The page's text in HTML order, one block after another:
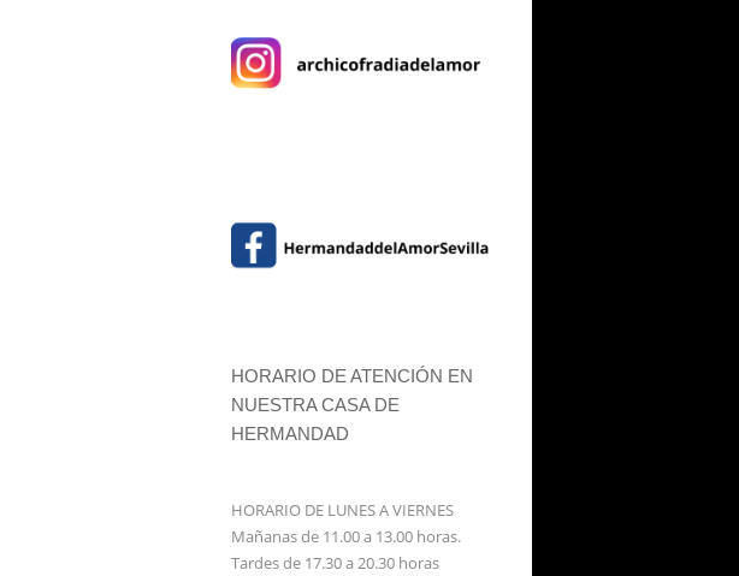
HORARIO DE ATENCIÓN EN
NUESTRA CASA DE
HERMANDAD
HORARIO DE LUNES A VIERNES
Mañanas de 11.00 a 13.00 horas.
Tardes de 17.30 a 20.30 horas